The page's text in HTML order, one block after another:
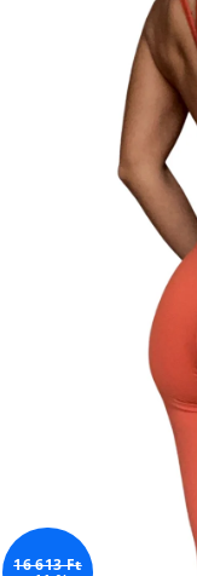
ből
5,0
csillag.
16 613 Ft